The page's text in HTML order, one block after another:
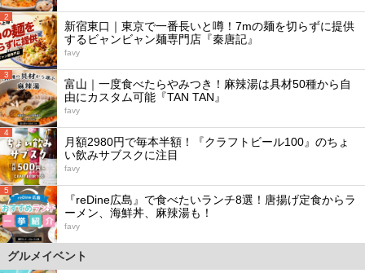
2
新宿東口｜東京で一番長いと噂！7mの麺を切らずに提供
するビャンビャン麺専門店『秦唐記』
favy
3
富山｜一度食べたらやみつき！麻辣湯は具材50種から自
由にカスタム可能『TAN TAN』
favy
4
月額2980円で毎本半額！『クラフトビール100』のちょ
い飲みサブスクに注目
favy
5
『reDine広島』で食べたいランチ8選！唐揚げ定食からラ
ーメン、海鮮丼、麻辣湯も！
favy
グルメイベント